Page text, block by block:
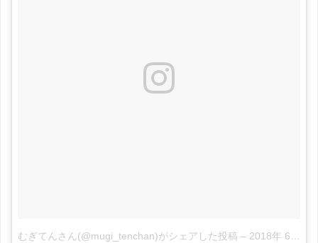
むぎてんさん(@mugi_tenchan)がシェアした投稿 – 2018年 6月月25日午前7時06分PDT